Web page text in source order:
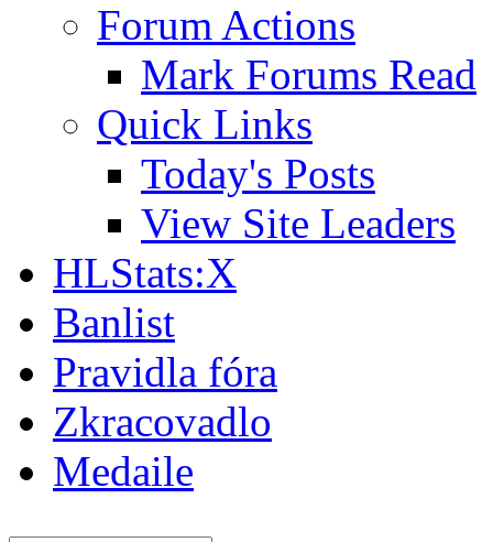
Forum Actions
Mark Forums Read
Quick Links
Today's Posts
View Site Leaders
HLStats:X
Banlist
Pravidla fóra
Zkracovadlo
Medaile